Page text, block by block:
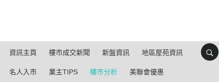
資訊主頁 樓市成交新聞 新盤資訊 地區屋苑資訊
名人入市 業主TIPS 樓市分析 美聯會優惠